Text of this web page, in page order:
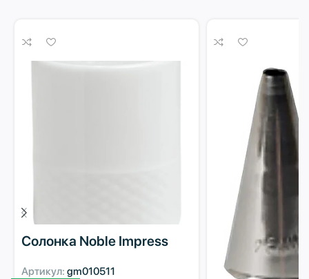
Солонка Noble Impress
Артикул: gm010511